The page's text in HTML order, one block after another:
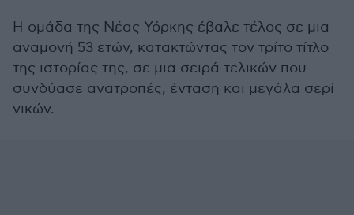
Η ομάδα της Νέας Υόρκης έβαλε τέλος σε μια
αναμονή 53 ετών, κατακτώντας τον τρίτο τίτλο
της ιστορίας της, σε μια σειρά τελικών που
συνδύασε ανατροπές, ένταση και μεγάλα σερί
νικών.